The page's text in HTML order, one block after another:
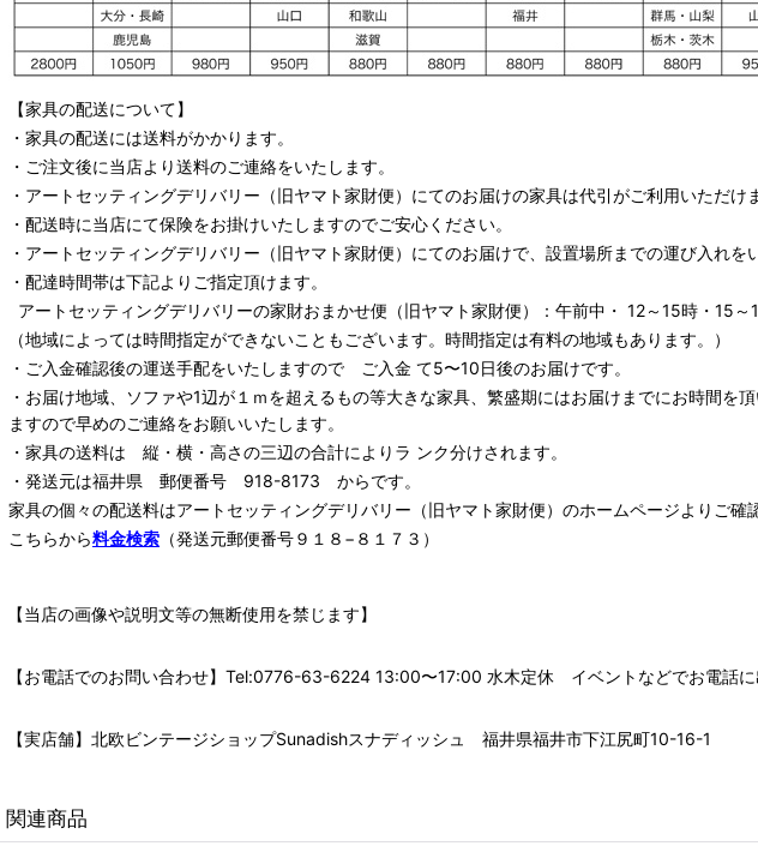
【家具の配送について】
・家具の配送には送料がかかります。
・ご注文後に当店より送料のご連絡をいたします。
・ アートセッティングデリバリー （旧ヤマト家財便） にてのお届けの家具は代引がご利用いただけ
・配送時に当店にて保険をお掛けいたしますのでご安心ください。
・ アートセッティングデリバリー （旧ヤマト家財便） にてのお届けで、設置場所までの運び入れを
・配達時間帯は下記よりご指定頂けます。
アートセッティングデリバリーの家財おまかせ便 （旧ヤマト家財便）：午前中・ 12～15時・15
（地域によっては時間指定ができないこともございます。時間指定は有料の地域もあります。）
・ご入金確認後の運送手配をいたしますので ご入金 て5〜10日後のお届けです。
・お届け地域、ソファや1辺が１ｍを超えるもの等大きな家具、繁盛期にはお届けまでにお時間を
ますので早めのご連絡をお願いいたします。
・家具の送料は 縦・横・高さの三辺の合計によりラ ンク分けされます。
・発送元は福井県 郵便番号 918-8173 からです。
家具の個々の配送料はアートセッティングデリバリー （旧ヤマト家財便） のホームページよりご確
こちらから料金検索 （発送元郵便番号９１８−８１７３）
【当店の画像や説明文等の無断使用を禁じます】
【お電話でのお問い合わせ】Tel:0776-63-6224 13:00〜17:00 水木定休 イベントなどでお電話に
【実店舗】北欧ビンテージショップSunadishスナディッシュ 福井県福井市下江尻町10-16-1
関連商品